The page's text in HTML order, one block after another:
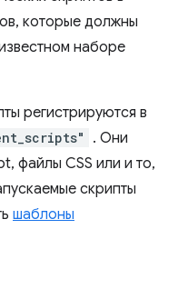
которые должны
наборе
регистрируются в
. Они
файлы CSS или и то,
скрипты
шаблоны